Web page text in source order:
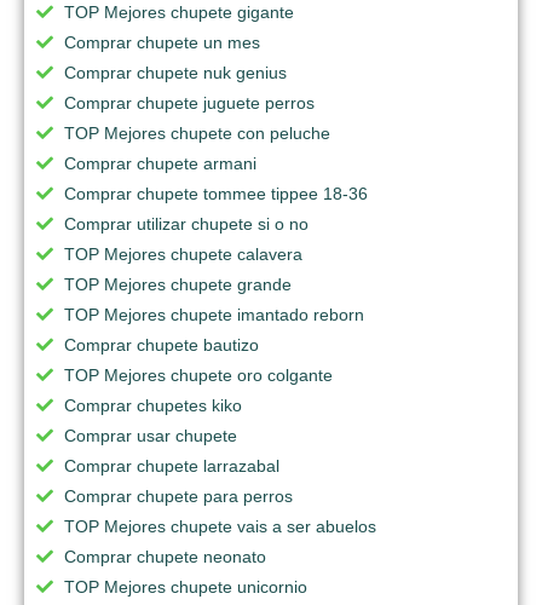
TOP Mejores chupete gigante
Comprar chupete un mes
Comprar chupete nuk genius
Comprar chupete juguete perros
TOP Mejores chupete con peluche
Comprar chupete armani
Comprar chupete tommee tippee 18-36
Comprar utilizar chupete si o no
TOP Mejores chupete calavera
TOP Mejores chupete grande
TOP Mejores chupete imantado reborn
Comprar chupete bautizo
TOP Mejores chupete oro colgante
Comprar chupetes kiko
Comprar usar chupete
Comprar chupete larrazabal
Comprar chupete para perros
TOP Mejores chupete vais a ser abuelos
Comprar chupete neonato
TOP Mejores chupete unicornio